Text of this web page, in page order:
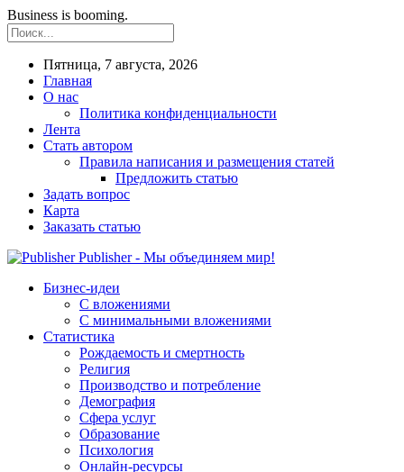
Business is booming.
Пятница, 7 августа, 2026
Главная
О нас
Политика конфиденциальности
Лента
Стать автором
Правила написания и размещения статей
Предложить статью
Задать вопрос
Карта
Заказать статью
Publisher - Мы объединяем мир!
Бизнес-идеи
С вложениями
С минимальными вложениями
Статистика
Рождаемость и смертность
Религия
Производство и потребление
Демография
Сфера услуг
Образование
Психология
Онлайн-ресурсы